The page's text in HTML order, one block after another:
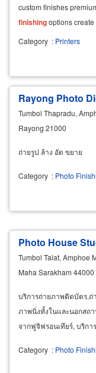
custom finishes
finishingoptions
memorable impression
Category : Printers
Rayong Photo
Tumbol Thapradu,
Rayong 21000
ถ่ายรูป ล้าง อัด ขยาย
Category : Photo
Photo House
Tumbol Talat, Amphoe
Maha Sarakham 44000
บริการถ่ายภาพติดบัตร,
ภาพนิ่งทั้งในและนอกสถ
จากฟูจิฟรอนเทียร์, บริกา
Category : Photo